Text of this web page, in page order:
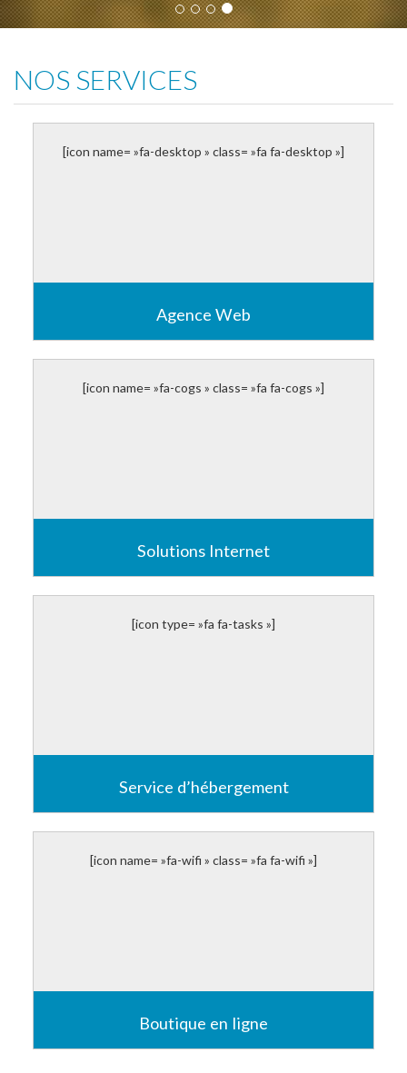
NOS SERVICES
[icon name= »fa-desktop » class= »fa fa-desktop »]
Agence Web
Site Web de jeux
[icon name= »fa-cogs » class= »fa fa-cogs »]
Solutions Internet
Gestionnaire de contenu : Drupal, WordPress
[icon type= »fa fa-tasks »]
Service d’hébergement
Support technique personnalisé
[icon name= »fa-wifi » class= »fa fa-wifi »]
Boutique en ligne